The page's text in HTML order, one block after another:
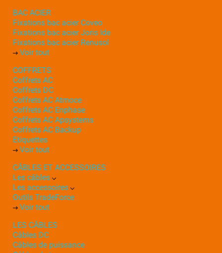
BAC ACIER
Fixations bac acier Coveo
Fixations bac acier Joris Ide
Fixations bac acier Renusol
Voir tout
COFFRETS
Coffrets AC
Coffrets DC
Coffrets AC Atmoce
Coffrets AC Enphase
Coffrets AC Apsystems
Coffrets AC Backup
Etiquettes
Voir tout
CÂBLES ET ACCESSOIRES
Les câbles
Les accessoires
Outils TradeForce
Voir tout
LES CÂBLES
Câbles DC
Câbles de puissance